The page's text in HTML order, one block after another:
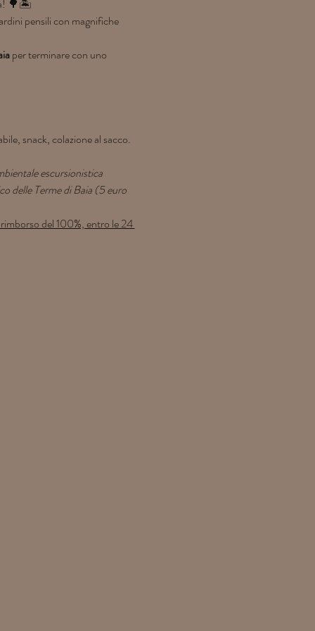
🌳🏝️
pensili con magnifiche
per terminare con uno
snack, colazione al sacco.
escursionistica
delle Terme di Baia (5 euro
del 100%, entro le 24